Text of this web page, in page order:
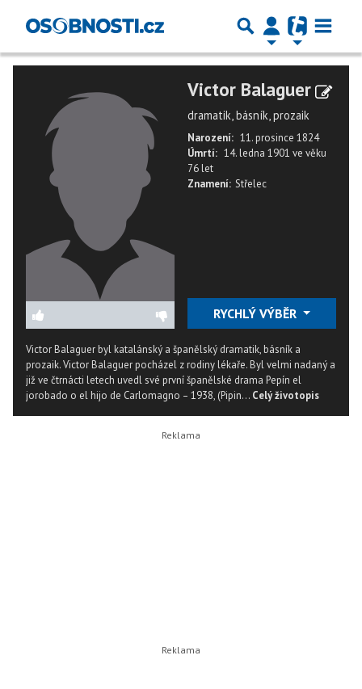
Victor Balaguer
dramatik, básník, prozaik
Narození: 11. prosince 1824
Úmrtí: 14. ledna 1901 ve věku
76 let
Znamení: Střelec
RYCHLÝ VÝBĚR
Victor Balaguer byl katalánský a španělský dramatik, básník a
prozaik. Victor Balaguer pocházel z rodiny lékaře. Byl velmi nadaný a
již ve čtrnácti letech uvedl své první španělské drama Pepín el
jorobado o el hijo de Carlomagno – 1938, (Pipin... Celý životopis